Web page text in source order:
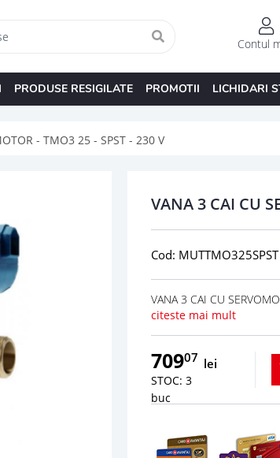
Contul
PRODUSE RESIGILATE PROMOTII LICHIDARI
- TMO3 25 - SPST - 230 V
VANA 3 CAI CU
Cod: MUTTMO325SPST
VANA 3 CAI CU
citeste mai mult
70907 lei
STOC: 3
buc